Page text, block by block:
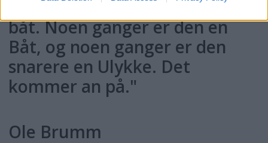
det ikke er en helt alminnelig
båt. Noen ganger er den en
Båt, og noen ganger er den
snarere en Ulykke. Det
kommer an på."
Ole Brumm